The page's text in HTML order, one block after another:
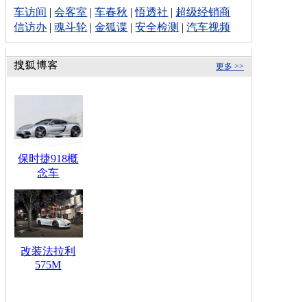
车访间 |会客室 |车春秋 |悟透社 | 超级经销商
信访办 |魂斗轮 |金狐谍 |安全检测 |汽车视频
更多 >>
保时捷918概
念车
改装法拉利
575M